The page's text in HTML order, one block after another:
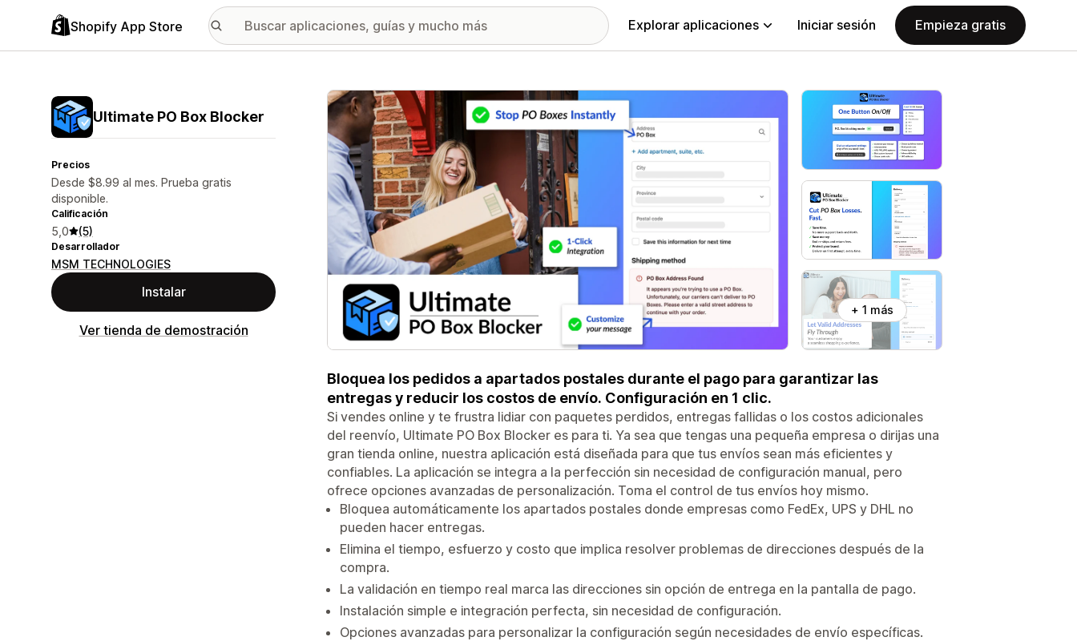
Shopify App Store Explorar aplicaciones Iniciar sesión Empieza gratis
Ultimate PO Box Blocker
Precios
Desde $8.99 al mes. Prueba gratis
disponible.
Calificación
5,0 (5)
Desarrollador
MSM TECHNOLOGIES
Instalar
Ver tienda de demostración
Galería de imágenes destacadas
+ 1 más
Bloquea los pedidos a apartados postales durante el pago para garantizar las
entregas y reducir los costos de envío. Configuración en 1 clic.
Si vendes online y te frustra lidiar con paquetes perdidos, entregas fallidas o los costos adicionales
del reenvío, Ultimate PO Box Blocker es para ti. Ya sea que tengas una pequeña empresa o dirijas una
gran tienda online, nuestra aplicación está diseñada para que tus envíos sean más eficientes y
confiables. La aplicación se integra a la perfección sin necesidad de configuración manual, pero
ofrece opciones avanzadas de personalización. Toma el control de tus envíos hoy mismo.
Bloquea automáticamente los apartados postales donde empresas como FedEx, UPS y DHL no
pueden hacer entregas.
Elimina el tiempo, esfuerzo y costo que implica resolver problemas de direcciones después de la
compra.
La validación en tiempo real marca las direcciones sin opción de entrega en la pantalla de pago.
Instalación simple e integración perfecta, sin necesidad de configuración.
Opciones avanzadas para personalizar la configuración según necesidades de envío específicas.